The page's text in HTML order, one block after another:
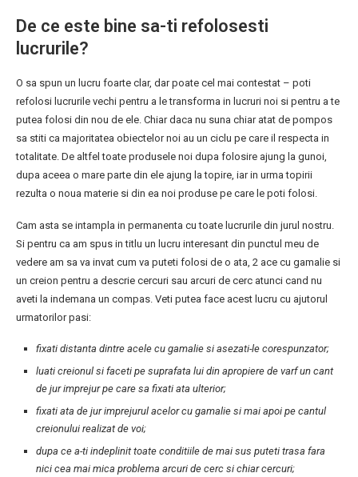
De ce este bine sa-ti refolosesti
lucrurile?
O sa spun un lucru foarte clar, dar poate cel mai contestat – poti
refolosi lucrurile vechi pentru a le transforma in lucruri noi si pentru a te
putea folosi din nou de ele. Chiar daca nu suna chiar atat de pompos
sa stiti ca majoritatea obiectelor noi au un ciclu pe care il respecta in
totalitate. De altfel toate produsele noi dupa folosire ajung la gunoi,
dupa aceea o mare parte din ele ajung la topire, iar in urma topirii
rezulta o noua materie si din ea noi produse pe care le poti folosi.
Cam asta se intampla in permanenta cu toate lucrurile din jurul nostru.
Si pentru ca am spus in titlu un lucru interesant din punctul meu de
vedere am sa va invat cum va puteti folosi de o ata, 2 ace cu gamalie si
un creion pentru a descrie cercuri sau arcuri de cerc atunci cand nu
aveti la indemana un compas. Veti putea face acest lucru cu ajutorul
urmatorilor pasi:
fixati distanta dintre acele cu gamalie si asezati-le corespunzator;
luati creionul si faceti pe suprafata lui din apropiere de varf un cant
de jur imprejur pe care sa fixati ata ulterior;
fixati ata de jur imprejurul acelor cu gamalie si mai apoi pe cantul
creionului realizat de voi;
dupa ce a-ti indeplinit toate conditiile de mai sus puteti trasa fara
nici cea mai mica problema arcuri de cerc si chiar cercuri;